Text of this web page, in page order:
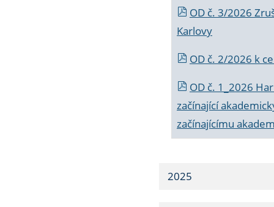
OD č. 3/2026
Karlovy
OD č. 2/2026 k
OD č. 1_2026
začínající
začínajícímu
2025